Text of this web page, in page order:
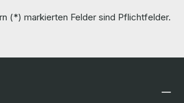
(*) markierten Felder sind Pflichtfelder.